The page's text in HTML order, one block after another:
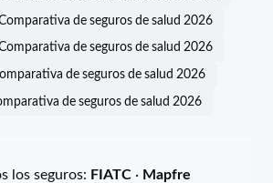
de seguros de salud 2026
de seguros de salud 2026
de seguros de salud 2026
de seguros de salud 2026
los seguros: FIATC · Mapfre